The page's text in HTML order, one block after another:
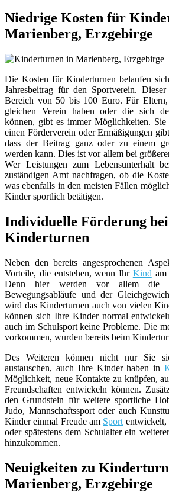
Niedrige Kosten für
Marienberg, Erzgebirge
Die Kosten für Kinderturnen belaufen
Jahresbeitrag für den Sportverein.
Bereich von 50 bis 100 Euro. Für
gleichen Verein haben oder die sich
können, gibt es immer Möglichkeiten. Sie
einen Förderverein oder Ermäßigungen
dass der Beitrag ganz oder zu einem
werden kann. Dies ist vor allem bei
Wer Leistungen zum Lebensunterhalt
zuständigen Amt nachfragen, ob die
was ebenfalls in den meisten Fällen
Kinder sportlich betätigen.
Individuelle Förderung
Kinderturnen
Neben den bereits angesprochenen
Vorteile, die entstehen, wenn Ihr Kind
Denn hier werden vor allem die
Bewegungsabläufe und der
wird das Kinderturnen auch von vielen
können sich Ihre Kinder normal
auch im Schulsport keine Probleme. Die
vorkommen, wurden bereits beim
Des Weiteren können nicht nur Sie
austauschen, auch Ihre Kinder haben in
Möglichkeit, neue Kontakte zu knüpfen,
Freundschaften entwickeln können.
den Grundstein für weitere sportliche
Judo, Mannschaftssport oder auch
Kinder einmal Freude am Sport entwickelt,
oder spätestens dem Schulalter ein
hinzukommen.
Neuigkeiten zu
Marienberg, Erzgebirge